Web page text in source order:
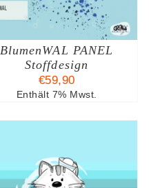
BlumenWAL PANEL
Stoffdesign
€59,90
Enthält 7% Mwst.